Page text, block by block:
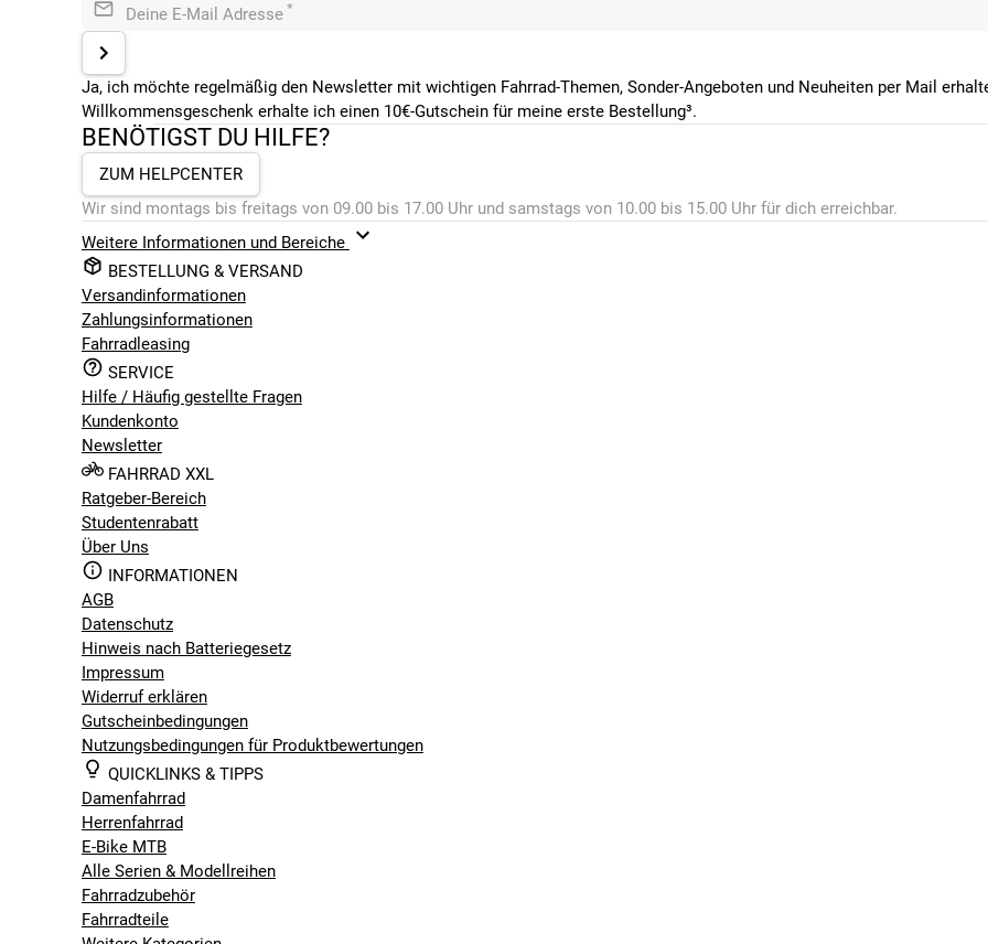
Deine E-Mail Adresse *
Ja, ich möchte regelmäßig den Newsletter mit wichtigen Fahrrad-Themen, Sonder-Angeboten und Neuheiten per Mail
Willkommensgeschenk erhalte ich einen 10€-Gutschein für meine erste Bestellung³.
BENÖTIGST DU HILFE?
ZUM HELPCENTER
Wir sind montags bis freitags von 09.00 bis 17.00 Uhr und samstags von 10.00 bis 15.00 Uhr für dich erreichbar.
Weitere Informationen und Bereiche
BESTELLUNG & VERSAND
Versandinformationen
Zahlungsinformationen
Fahrradleasing
SERVICE
Hilfe / Häufig gestellte Fragen
Kundenkonto
Newsletter
FAHRRAD XXL
Ratgeber-Bereich
Studentenrabatt
Über Uns
INFORMATIONEN
AGB
Datenschutz
Hinweis nach Batteriegesetz
Impressum
Widerruf erklären
Gutscheinbedingungen
Nutzungsbedingungen für Produktbewertungen
QUICKLINKS & TIPPS
Damenfahrrad
Herrenfahrrad
E-Bike MTB
Alle Serien & Modellreihen
Fahrradzubehör
Fahrradteile